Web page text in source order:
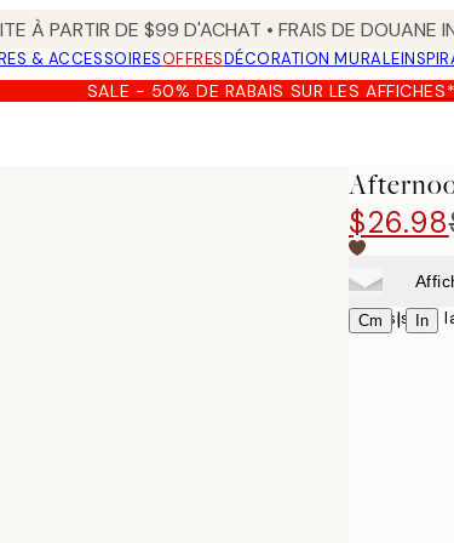
À PARTIR DE $99 D'ACHAT • FRAIS DE DOUANE
& ACCESSOIRESOFFRESDÉCORATION MURALE
SALE - 50% DE RABAIS SUR LES AFFICHES*
$26.98
Cm | In
Choisissez